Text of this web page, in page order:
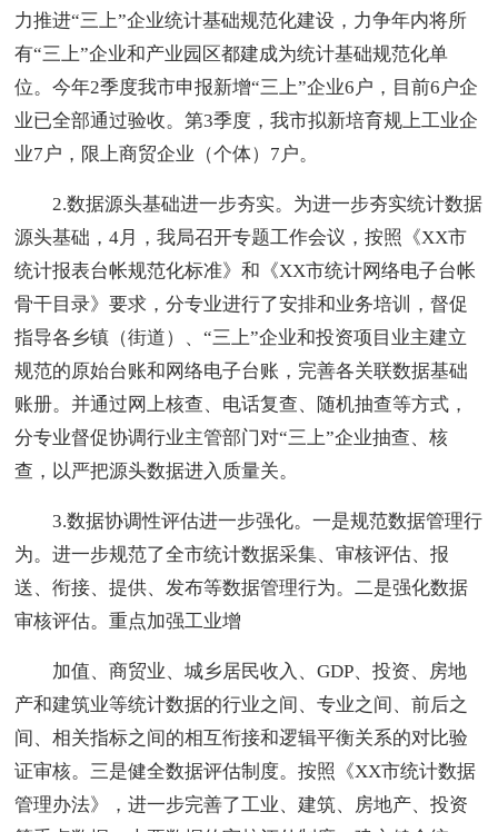
力推进“三上”企业统计基础规范化建设，力争年内将所
有“三上”企业和产业园区都建成为统计基础规范化单
位。今年2季度我市申报新增“三上”企业6户，目前6户企
业已全部通过验收。第3季度，我市拟新培育规上工业企
业7户，限上商贸企业（个体）7户。
2.数据源头基础进一步夯实。为进一步夯实统计数据
源头基础，4月，我局召开专题工作会议，按照《XX市
统计报表台帐规范化标准》和《XX市统计网络电子台帐
骨干目录》要求，分专业进行了安排和业务培训，督促
指导各乡镇（街道）、“三上”企业和投资项目业主建立
规范的原始台账和网络电子台账，完善各关联数据基础
账册。并通过网上核查、电话复查、随机抽查等方式，
分专业督促协调行业主管部门对“三上”企业抽查、核
查，以严把源头数据进入质量关。
3.数据协调性评估进一步强化。一是规范数据管理行
为。进一步规范了全市统计数据采集、审核评估、报
送、衔接、提供、发布等数据管理行为。二是强化数据
审核评估。重点加强工业增
加值、商贸业、城乡居民收入、GDP、投资、房地
产和建筑业等统计数据的行业之间、专业之间、前后之
间、相关指标之间的相互衔接和逻辑平衡关系的对比验
证审核。三是健全数据评估制度。按照《XX市统计数据
管理办法》，进一步完善了工业、建筑、房地产、投资